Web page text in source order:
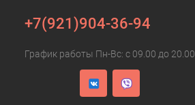
+7(921)904-36-94
График работы Пн-Вс: с 09.00 до 20.00